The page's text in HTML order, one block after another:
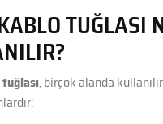
TUĞLASI
, birçok alanda